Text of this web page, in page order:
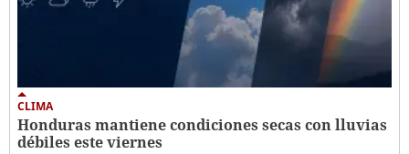
CLIMA
Honduras mantiene condiciones secas con lluvias
débiles este viernes